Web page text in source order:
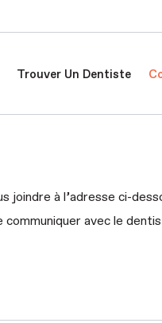
Trouver Un Dentiste
joindre à l’adresse ci-
avec le